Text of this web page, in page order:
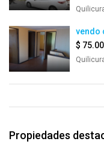
vendo
$
Propiedades